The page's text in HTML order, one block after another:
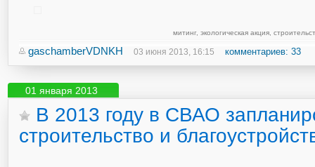
митинг, экологическая акция,
gaschamberVDNKH 03 июня 2013, 16:15 комментариев: 33
01 января 2013
В 2013 году в СВАО
строительство и